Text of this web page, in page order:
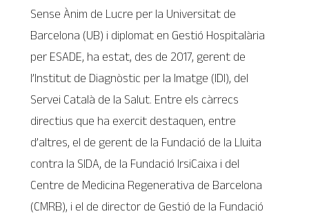
Sense Ànim de Lucre per la Universitat de
Barcelona (UB) i diplomat en Gestió Hospitalària
per ESADE, ha estat, des de 2017, gerent de
l’Institut de Diagnòstic per la Imatge (IDI), del
Servei Català de la Salut. Entre els càrrecs
directius que ha exercit destaquen, entre
d’altres, el de gerent de la Fundació de la Lluita
contra la SIDA, de la Fundació IrsiCaixa i del
Centre de Medicina Regenerativa de Barcelona
(CMRB), i el de director de Gestió de la Fundació